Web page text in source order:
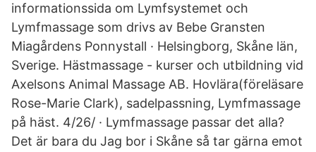
informationssida om Lymfsystemet och
Lymfmassage som drivs av Bebe Gransten
Miagårdens Ponnystall · Helsingborg, Skåne län,
Sverige. Hästmassage - kurser och utbildning vid
Axelsons Animal Massage AB. Hovlära(föreläsare
Rose-Marie Clark), sadelpassning, Lymfmassage
på häst. 4/26/ · Lymfmassage passar det alla?
Det är bara du Jag bor i Skåne så tar gärna emot